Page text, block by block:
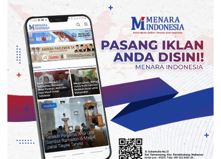
©
Copyright
2026
Menara
Indonesia